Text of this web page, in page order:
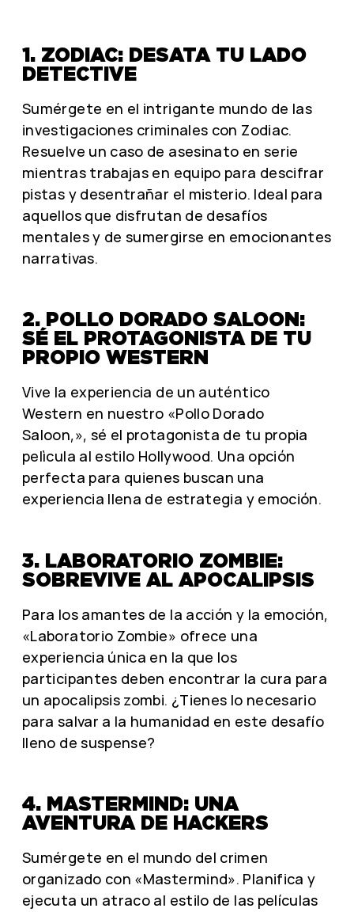
1. ZODIAC: DESATA TU LADO
DETECTIVE
Sumérgete en el intrigante mundo de las
investigaciones criminales con Zodiac.
Resuelve un caso de asesinato en serie
mientras trabajas en equipo para descifrar
pistas y desentrañar el misterio. Ideal para
aquellos que disfrutan de desafíos
mentales y de sumergirse en emocionantes
narrativas.
2. POLLO DORADO SALOON:
SÉ EL PROTAGONISTA DE TU
PROPIO WESTERN
Vive la experiencia de un auténtico
Western en nuestro «Pollo Dorado
Saloon,», sé el protagonista de tu propia
pelìcula al estilo Hollywood. Una opción
perfecta para quienes buscan una
experiencia llena de estrategia y emoción.
3. LABORATORIO ZOMBIE:
SOBREVIVE AL APOCALIPSIS
Para los amantes de la acción y la emoción,
«Laboratorio Zombie» ofrece una
experiencia única en la que los
participantes deben encontrar la cura para
un apocalipsis zombi. ¿Tienes lo necesario
para salvar a la humanidad en este desafío
lleno de suspense?
4. MASTERMIND: UNA
AVENTURA DE HACKERS
Sumérgete en el mundo del crimen
organizado con «Mastermind». Planifica y
ejecuta un atraco al estilo de las películas